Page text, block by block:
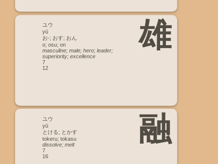
雄
ユウ
yū
お-; おす; おん
o; osu; on
masculine; male; hero; leader;
superiority; excellence
7
12
融
ユウ
yū
とける; とかす
tokeru; tokasu
dissolve; melt
7
16